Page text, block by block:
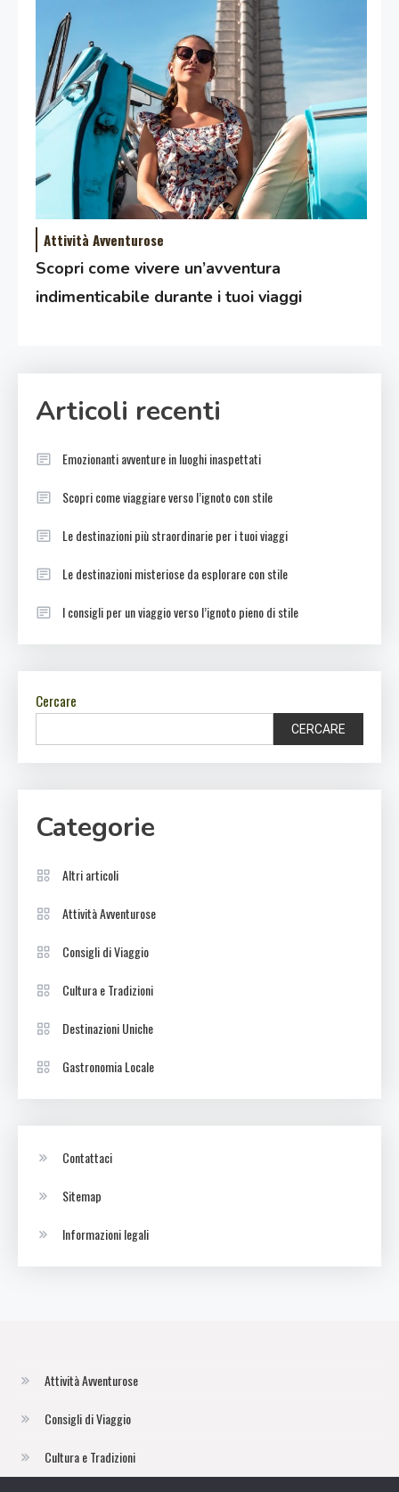
Attività Avventurose
Scopri come vivere un’avventura
indimenticabile durante i tuoi viaggi
Articoli recenti
Emozionanti avventure in luoghi inaspettati
Scopri come viaggiare verso l’ignoto con stile
Le destinazioni più straordinarie per i tuoi viaggi
Le destinazioni misteriose da esplorare con stile
I consigli per un viaggio verso l’ignoto pieno di stile
Cercare
CERCARE
Categorie
Altri articoli
Attività Avventurose
Consigli di Viaggio
Cultura e Tradizioni
Destinazioni Uniche
Gastronomia Locale
Contattaci
Sitemap
Informazioni legali
Attività Avventurose
Consigli di Viaggio
Cultura e Tradizioni